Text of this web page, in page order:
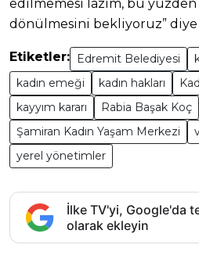
edilmemesi lazım, bu yüzden
dönülmesini bekliyoruz”
Etiketler: Edremit Belediyesi
kadın emeği
kadın hakları
kayyım kararı
Rabia Başak Koç
Şamiran Kadın Yaşam Merkezi
yerel yönetimler
İlke TV'yi, Google'da
olarak ekleyin